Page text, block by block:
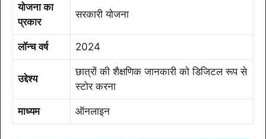
योजना का
प्रकार
सरकारी योजना
लॉन्च वर्ष 2024
उद्देश्य
छात्रों की शैक्षणिक जानकारी को डिजिटल रूप से
स्टोर करना
माध्यम ऑनलाइन